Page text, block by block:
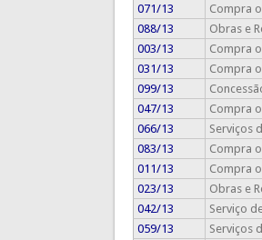
071/13
Compra
088/13
Obras e
003/13
Compra
031/13
Compra
099/13
047/13
Compra
066/13
Serviços
083/13
Compra
011/13
Compra
023/13
Obras e
042/13
Serviço
059/13
Serviços